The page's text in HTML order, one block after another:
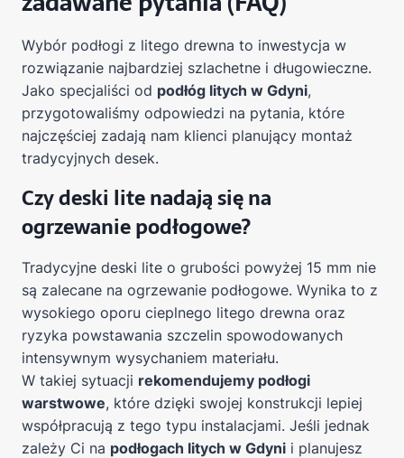
Wybór podłogi z litego drewna to inwestycja w
rozwiązanie najbardziej szlachetne i długowieczne.
Jako specjaliści od podłóg litych w Gdyni,
przygotowaliśmy odpowiedzi na pytania, które
najczęściej zadają nam klienci planujący montaż
tradycyjnych desek.
Czy deski lite nadają się na
ogrzewanie podłogowe?
Tradycyjne deski lite o grubości powyżej 15 mm nie
są zalecane na ogrzewanie podłogowe. Wynika to z
wysokiego oporu cieplnego litego drewna oraz
ryzyka powstawania szczelin spowodowanych
intensywnym wysychaniem materiału.
W takiej sytuacji rekomendujemy podłogi
warstwowe, które dzięki swojej konstrukcji lepiej
współpracują z tego typu instalacjami. Jeśli jednak
zależy Ci na podłogach litych w Gdyni i planujesz